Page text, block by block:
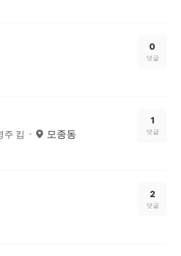
0
댓글
주 킴 모종동
1
댓글
2
댓글